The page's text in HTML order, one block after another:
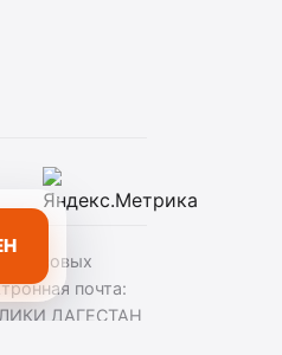
массовых
почта:
ДАГЕСТАН